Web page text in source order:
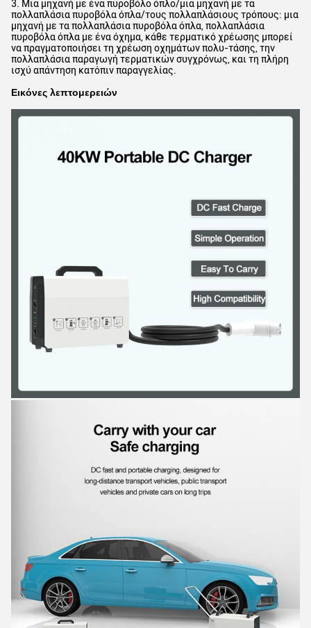
3. Μια μηχανή με ένα πυροβόλο όπλο/μια μηχανή με τα
πολλαπλάσια πυροβόλα όπλα/τους πολλαπλάσιους τρόπους: μια
μηχανή με τα πολλαπλάσια πυροβόλα όπλα, πολλαπλάσια
πυροβόλα όπλα με ένα όχημα, κάθε τερματικό χρέωσης μπορεί
να πραγματοποιήσει τη χρέωση οχημάτων πολυ-τάσης, την
πολλαπλάσια παραγωγή τερματικών συγχρόνως, και τη πλήρη
ισχύ απάντηση κατόπιν παραγγελίας.
Εικόνες λεπτομερειών